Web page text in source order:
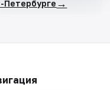
Петербурге →